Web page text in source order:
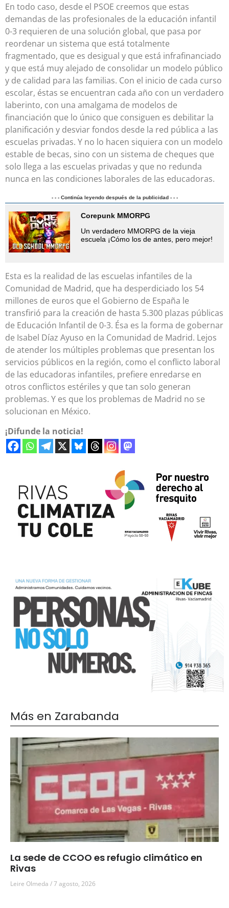
En todo caso, desde el PSOE creemos que estas
demandas de las profesionales de la educación infantil
0-3 requieren de una solución global, que pasa por
reordenar un sistema que está totalmente
fragmentado, que es desigual y que está infrafinanciado
y que está muy alejado de consolidar un modelo público
y de calidad para las familias. Con el inicio de cada curso
escolar, éstas se encuentran cada año con un verdadero
laberinto, con una amalgama de modelos de
financiación que lo único que consiguen es debilitar la
planificación y desviar fondos desde la red pública a las
escuelas privadas. Y no lo hacen siquiera con un modelo
estable de becas, sino con un sistema de cheques que
solo llega a las escuelas privadas y que no redunda
nunca en las condiciones laborales de las educadoras.
- - - Continúa leyendo después de la publicidad - - -
Corepunk MMORPG
Un verdadero MMORPG de la vieja
escuela ¡Cómo los de antes, pero mejor!
Esta es la realidad de las escuelas infantiles de la
Comunidad de Madrid, que ha desperdiciado los 54
millones de euros que el Gobierno de España le
transfirió para la creación de hasta 5.300 plazas públicas
de Educación Infantil de 0-3. Ésa es la forma de gobernar
de Isabel Díaz Ayuso en la Comunidad de Madrid. Lejos
de atender los múltiples problemas que presentan los
servicios públicos en la región, como el conflicto laboral
de las educadoras infantiles, prefiere enredarse en
otros conflictos estériles y que tan solo generan
problemas. Y es que los problemas de Madrid no se
solucionan en México.
¡Difunde la noticia!
Más en Zarabanda
La sede de CCOO es refugio climático en
Rivas
Leire Olmeda 7 agosto, 2026